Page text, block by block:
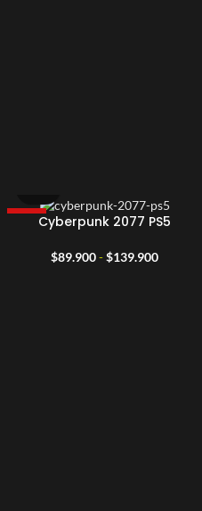
Cyberpunk 2077 PS5
$89.900-$139.900Rango